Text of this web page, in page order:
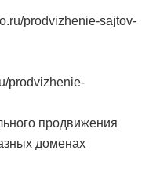
prodvizhenie-sajtov-
prodvizhenie-
продвижения
доменах